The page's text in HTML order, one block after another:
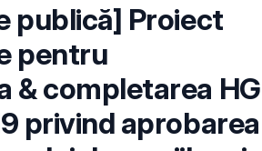
publică] Proiect
pentru
& completarea HG
privind aprobarea